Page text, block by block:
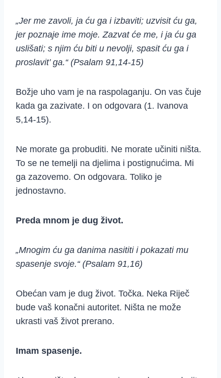
„Jer me zavoli, ja ću ga i izbaviti; uzvisit ću ga,
jer poznaje ime moje. Zazvat će me, i ja ću ga
uslišati; s njim ću biti u nevolji, spasit ću ga i
proslavit’ ga.“ (Psalam 91,14-15)
Božje uho vam je na raspolaganju. On vas čuje
kada ga zazivate. I on odgovara (1. Ivanova
5,14-15).
Ne morate ga probuditi. Ne morate učiniti ništa.
To se ne temelji na djelima i postignućima. Mi
ga zazovemo. On odgovara. Toliko je
jednostavno.
Preda mnom je dug život.
„Mnogim ću ga danima nasititi i pokazati mu
spasenje svoje.“ (Psalam 91,16)
Obećan vam je dug život. Točka. Neka Riječ
bude vaš konačni autoritet. Ništa ne može
ukrasti vaš život prerano.
Imam spasenje.